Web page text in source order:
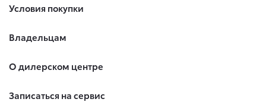
Условия покупки
Владельцам
О дилерском центре
Записаться на сервис